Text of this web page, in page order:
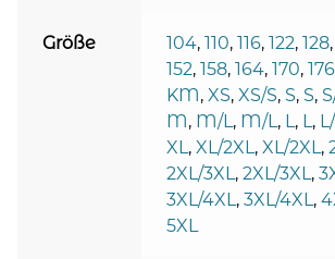
Größe 104, 110, 116, 122, 128,
152, 158, 164, 170, 176
KM, XS, XS/S, S, S,
M, M/L, M/L, L, L,
XL, XL/2XL, XL/2XL,
2XL/3XL, 2XL/3XL,
3XL/4XL, 3XL/4XL,
5XL